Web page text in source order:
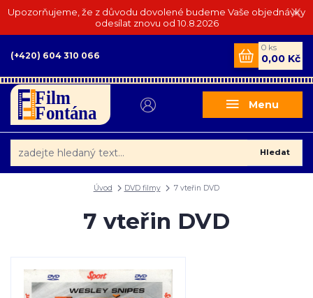
Upozorňujeme, že z důvodu dovolené budeme Vaše objednávky
odesílat znovu od 10.8.2026
Menu
Hledat
(+420) 604 310 066
0 ks
0,00 Kč
Úvod DVD filmy 7 vteřin DVD
7 vteřin DVD